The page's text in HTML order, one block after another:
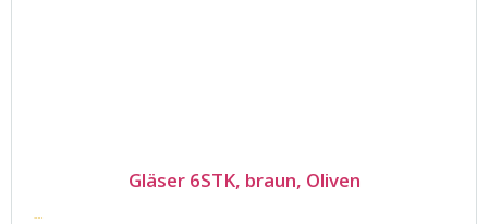
Gläser 6STK, braun, Oliven
120.00 €